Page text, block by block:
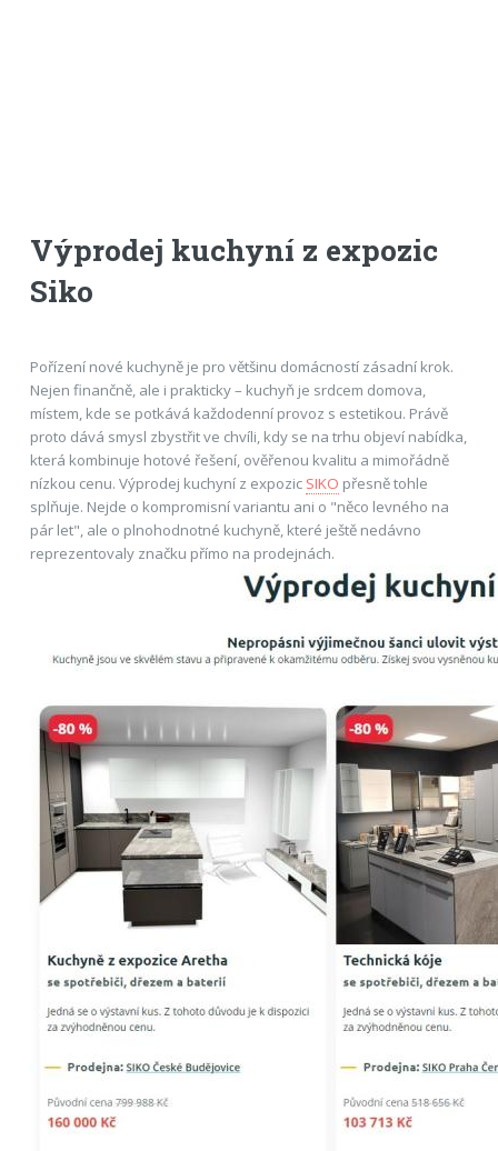
Výprodej kuchyní z expozic
Siko
Pořízení nové kuchyně je pro většinu domácností zásadní krok.
Nejen finančně, ale i prakticky – kuchyň je srdcem domova,
místem, kde se potkává každodenní provoz s estetikou. Právě
proto dává smysl zbystřit ve chvíli, kdy se na trhu objeví nabídka,
která kombinuje hotové řešení, ověřenou kvalitu a mimořádně
nízkou cenu. Výprodej kuchyní z expozic SIKO přesně tohle
splňuje. Nejde o kompromisní variantu ani o "něco levného na
pár let", ale o plnohodnotné kuchyně, které ještě nedávno
reprezentovaly značku přímo na prodejnách.